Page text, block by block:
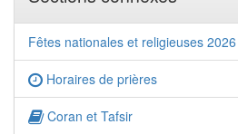
Fêtes nationales et religieuses 2026
Horaires de prières
Coran et Tafsir